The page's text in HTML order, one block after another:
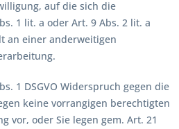
auf die sich die
1 lit. a oder Art. 9 Abs. 2 lit. a
an einer anderweitigen
1 DSGVO Widerspruch gegen die
keine vorrangigen berechtigten
vor, oder Sie legen gem. Art. 21